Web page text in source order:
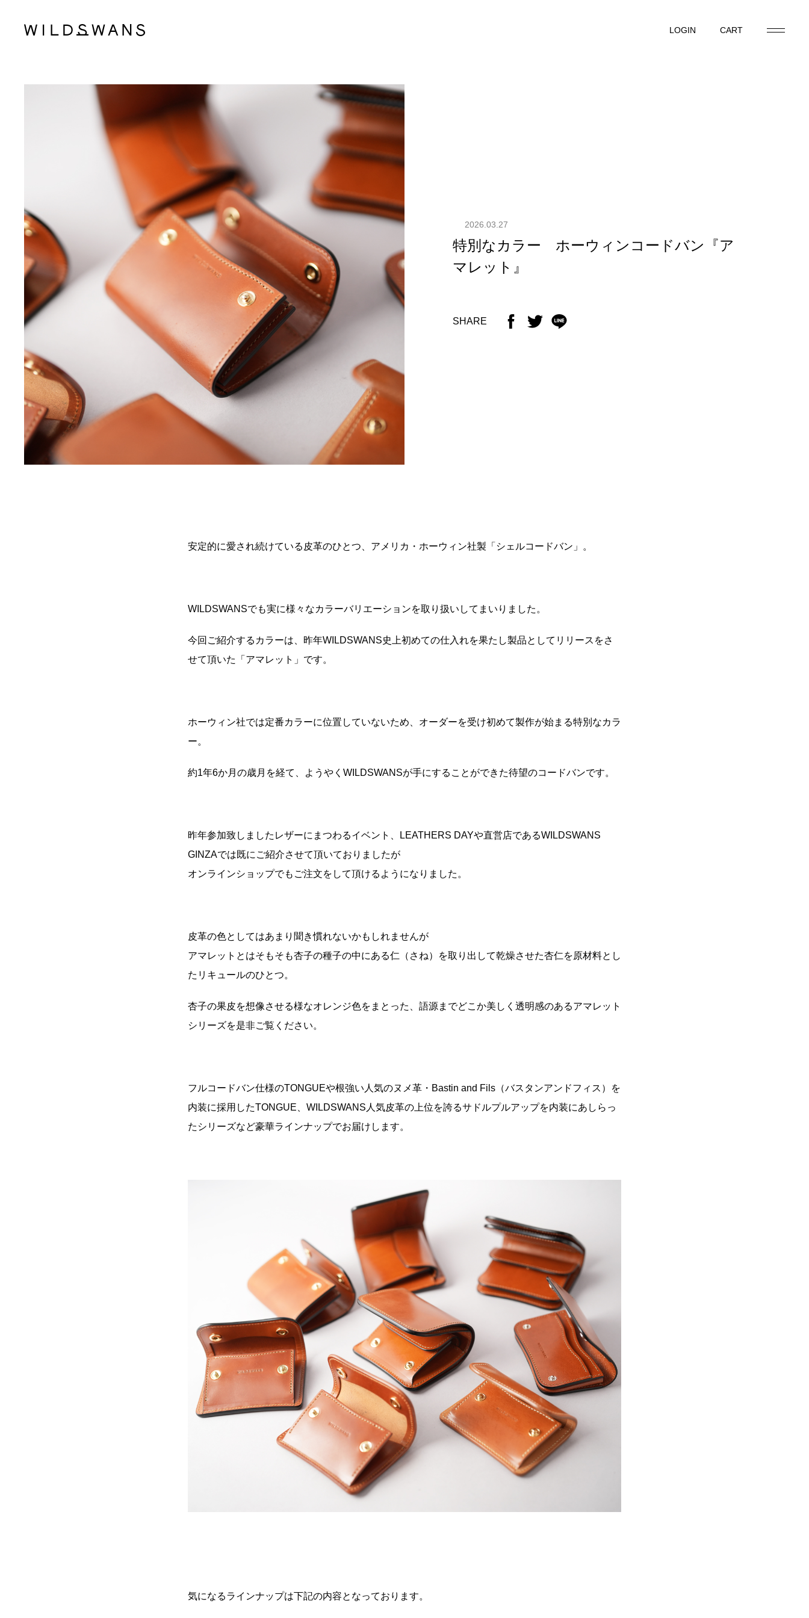
LOGIN
CART
2026.03.27
特別なカラー ホーウィンコードバン『ア
マレット』
SHARE
安定的に愛され続けている皮革のひとつ、アメリカ・ホーウィン社製「シェルコードバン」。
WILDSWANSでも実に様々なカラーバリエーションを取り扱いしてまいりました。
今回ご紹介するカラーは、昨年WILDSWANS史上初めての仕入れを果たし製品としてリリースをさ
せて頂いた「アマレット」です。
ホーウィン社では定番カラーに位置していないため、オーダーを受け初めて製作が始まる特別なカラ
ー。
約1年6か月の歳月を経て、ようやくWILDSWANSが手にすることができた待望のコードバンです。
昨年参加致しましたレザーにまつわるイベント、LEATHERS DAYや直営店であるWILDSWANS
GINZAでは既にご紹介させて頂いておりましたが
オンラインショップでもご注文をして頂けるようになりました。
皮革の色としてはあまり聞き慣れないかもしれませんが
アマレットとはそもそも杏子の種子の中にある仁（さね）を取り出して乾燥させた杏仁を原材料とし
たリキュールのひとつ。
杏子の果皮を想像させる様なオレンジ色をまとった、語源までどこか美しく透明感のあるアマレット
シリーズを是非ご覧ください。
フルコードバン仕様のTONGUEや根強い人気のヌメ革・Bastin and Fils（バスタンアンドフィス）を
内装に採用したTONGUE、WILDSWANS人気皮革の上位を誇るサドルプルアップを内装にあしらっ
たシリーズなど豪華ラインナップでお届けします。
気になるラインナップは下記の内容となっております。